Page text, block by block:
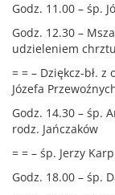
Godz. 11.00 – śp.
Godz. 12.30 –
udzieleniem chrztu
= = – Dziękcz-bł.
Józefa
Godz. 14.30 – śp.
rodz. Jańczaków
= = – śp. Jerzy
Godz. 18.00 – śp.